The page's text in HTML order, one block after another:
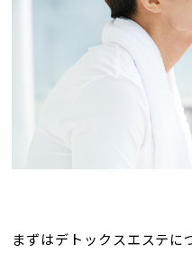
まずはデトックスエステに